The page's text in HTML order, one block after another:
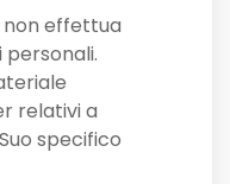
effettua
personali.
relativi a
specifico